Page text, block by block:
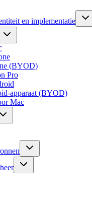
en implementatie
(BYOD)
Pro
apparaat (BYOD)
Mac